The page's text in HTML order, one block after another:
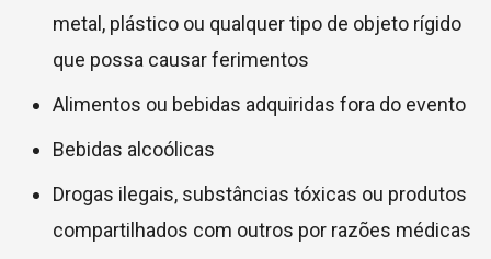
metal, plástico ou qualquer tipo de objeto rígido
que possa causar ferimentos
Alimentos ou bebidas adquiridas fora do evento
Bebidas alcoólicas
Drogas ilegais, substâncias tóxicas ou produtos
compartilhados com outros por razões médicas